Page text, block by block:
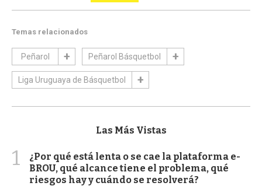
Temas relacionados
Peñarol Peñarol Básquetbol
Liga Uruguaya de Básquetbol
Las Más Vistas
1
¿Por qué está lenta o se cae la plataforma e-
BROU, qué alcance tiene el problema, qué
riesgos hay y cuándo se resolverá?